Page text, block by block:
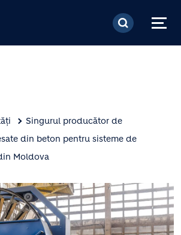
Mergi la conţinutul
Singurul producător de
din beton pentru sisteme de
Moldova